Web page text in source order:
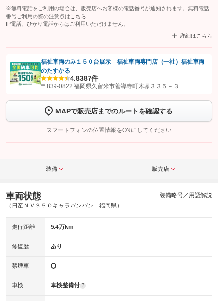
※無料電話をご利用の場合は、販売店へお客様の電話番号が通知されます。無料電話
番号ご利用の際の注意点は こちら
IP電話、ひかり電話からはご利用いただけません。
詳細はこちら
【STEP1】認証画面でグーネットを友だち追加してから「許可する」ボタンを押
します
【STEP2】 トーク画面で
完了してください。
こちら
福祉車両のみ１５０台展示 福祉車両専門店（一社）福祉車両
のたすかる
4.8387件
〒839-0822 福岡県久留米市善導寺町木塚３３５－３
MAPで販売店までのルートを確認する
スマートフォンの位置情報をONにしてください
装備 販売店
車両状態
（日産ＮＶ３５０キャラバンバン 福岡県）
装備略号／用語解説
走行距離 5.4万km
修復歴 あり
禁煙車
車検 車検整備付 ?